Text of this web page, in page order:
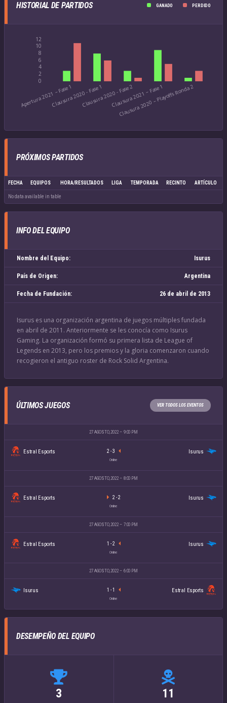
HISTORIAL DE PARTIDOS GANADO PERDIDO
PRÓXIMOS PARTIDOS
FECHA EQUIPOS HORA/RESULTADOS LIGA TEMPORADA RECINTO ARTÍCULO
No data available in table
INFO DEL EQUIPO
Nombre del Equipo: Isurus
País de Origen: Argentina
Fecha de Fundación: 26 de abril de 2013
Isurus es una organización argentina de juegos múltiples fundada
en abril de 2011. Anteriormente se les conocía como Isurus
Gaming. La organización formó su primera lista de League of
Legends en 2013, pero los premios y la gloria comenzaron cuando
recogieron el antiguo roster de Rock Solid Argentina.
ÚLTIMOS JUEGOS VER TODOS LOS EVENTOS
27 AGOSTO, 2022 9:00 PM
Estral Esports Isurus
2-3
Online
27 AGOSTO, 2022 8:00 PM
Estral Esports Isurus
2-2
Online
27 AGOSTO, 2022 7:00 PM
Estral Esports Isurus
1 -2
Online
27 AGOSTO, 2022 6:00 PM
Isurus Estral Esports
1 -1
Online
DESEMPEÑO DEL EQUIPO
3 11